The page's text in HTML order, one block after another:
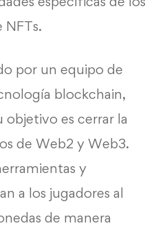
NFTs.
por un equipo de
blockchain,
objetivo es cerrar la
de Web2 y Web3.
y
a los jugadores al
de manera